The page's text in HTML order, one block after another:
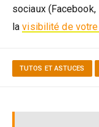
sociaux
lavisibilité de
TUTOS ET ASTUCES